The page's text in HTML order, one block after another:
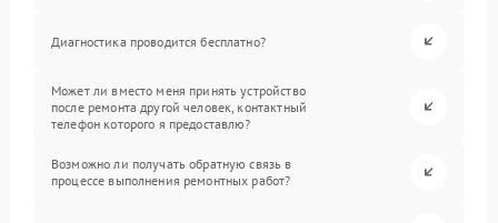
Диагностика проводится бесплатно?
Может ли вместо меня принять устройство
после ремонта другой человек, контактный
телефон которого я предоставлю?
Возможно ли получать обратную связь в
процессе выполнения ремонтных работ?